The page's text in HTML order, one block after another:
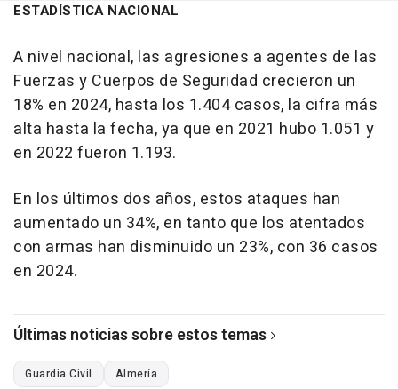
ESTADÍSTICA NACIONAL
A nivel nacional, las agresiones a agentes de las
Fuerzas y Cuerpos de Seguridad crecieron un
18% en 2024, hasta los 1.404 casos, la cifra más
alta hasta la fecha, ya que en 2021 hubo 1.051 y
en 2022 fueron 1.193.
En los últimos dos años, estos ataques han
aumentado un 34%, en tanto que los atentados
con armas han disminuido un 23%, con 36 casos
en 2024.
Últimas noticias sobre estos temas
Guardia Civil Almería